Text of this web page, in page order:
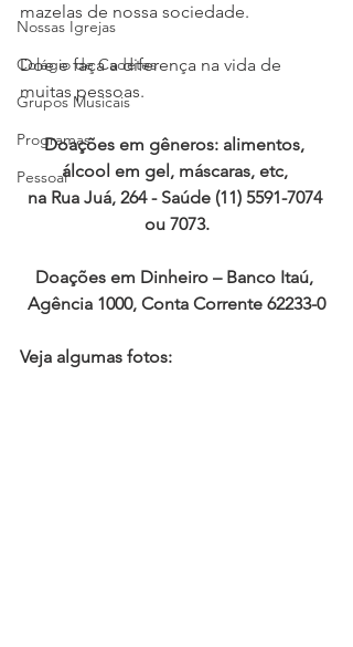
Nossas Igrejas
Colégio de Cadetes
Grupos Musicais
Programas
Pessoal
mazelas de nossa sociedade.
Doe e faça a diferença na vida de
muitas pessoas.
Doações em gêneros: alimentos,
álcool em gel, máscaras, etc,
na Rua Juá, 264 - Saúde (11) 5591-7074
ou 7073.
Doações em Dinheiro – Banco Itaú,
Agência 1000, Conta Corrente 62233-0
Veja algumas fotos: